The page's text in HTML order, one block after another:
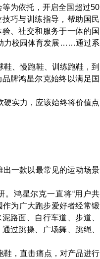
为依托，开启全国超过50
巧与训练指导，帮助国民
、社交和服务于一体的国
力校园体育发展……通过系
、慢跑鞋、训练跑鞋，到
牌鸿星尔克始终以满足国
硬实力，应该始终将价值点
一款以最常见的运动场景
鸿星尔克一直将“用户共
为广大跑步爱好者经常锻
路面、自行车道、步道、
过跳操、广场舞、跳绳、
，直击痛点，对产品进行